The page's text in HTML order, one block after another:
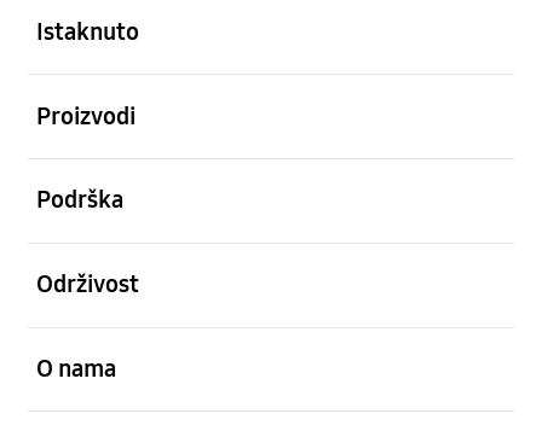
Istaknuto
Proizvodi
Podrška
Održivost
O nama